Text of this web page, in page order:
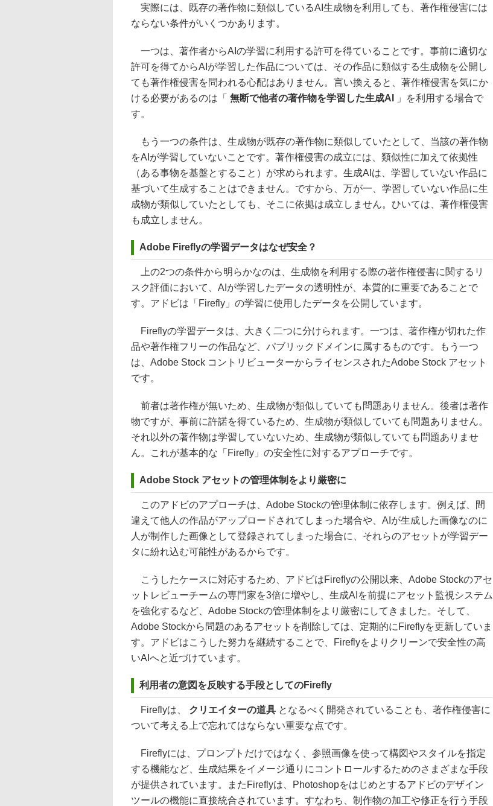
実際には、既存の著作物に類似しているAI生成物を利用しても、著作権侵害には
ならない条件がいくつかあります。
一つは、著作者からAIの学習に利用する許可を得ていることです。事前に適切な
許可を得てからAIが学習した作品については、その作品に類似する生成物を公開し
ても著作権侵害を問われる心配はありません。言い換えると、著作権侵害を気にか
ける必要があるのは「 無断で他者の著作物を学習した生成AI
」を利用する場合で
す。
もう一つの条件は、生成物が既存の著作物に類似していたとして、当該の著作物
をAIが学習していないことです。著作権侵害の成立には、類似性に加えて依拠性
（ある事物を基盤とすること）が求められます。生成AIは、学習していない作品に
基づいて生成することはできません。ですから、万が一、学習していない作品に生
成物が類似していたとしても、そこに依拠は成立しません。ひいては、著作権侵害
も成立しません。
Adobe Fireflyの学習データはなぜ安全？
上の2つの条件から明らかなのは、生成物を利用する際の著作権侵害に関するリ
スク評価において、AIが学習したデータの透明性が、本質的に重要であることで
す。アドビは「Firefly」の学習に使用したデータを公開しています。
Fireflyの学習データは、大きく二つに分けられます。一つは、著作権が切れた作
品や著作権フリーの作品など、パブリックドメインに属するものです。もう一つ
は、Adobe Stock コントリビューターからライセンスされたAdobe Stock アセット
です。
前者は著作権が無いため、生成物が類似していても問題ありません。後者は著作
物ですが、事前に許諾を得ているため、生成物が類似していても問題ありません。
それ以外の著作物は学習していないため、生成物が類似していても問題ありませ
ん。これが基本的な「Firefly」の安全性に対するアプローチです。
Adobe Stock アセットの管理体制をより厳密に
このアドビのアプローチは、Adobe Stockの管理体制に依存します。例えば、間
違えて他人の作品がアップロードされてしまった場合や、AIが生成した画像なのに
人が制作した画像として登録されてしまった場合に、それらのアセットが学習デー
タに紛れ込む可能性があるからです。
こうしたケースに対応するため、アドビはFireflyの公開以来、Adobe Stockのアセ
ットレビューチームの専門家を3倍に増やし、生成AIを前提にアセット監視システム
を強化するなど、Adobe Stockの管理体制をより厳密にしてきました。そして、
Adobe Stockから問題のあるアセットを削除しては、定期的にFireflyを更新していま
す。アドビはこうした努力を継続することで、Fireflyをよりクリーンで安全性の高
いAIへと近づけています。
利用者の意図を反映する手段としてのFirefly
Fireflyは、 クリエイターの道具 となるべく開発されていることも、著作権侵害に
ついて考える上で忘れてはならない重要な点です。
Fireflyには、プロンプトだけではなく、参照画像を使って構図やスタイルを指定
する機能など、生成結果をイメージ通りにコントロールするためのさまざまな手段
が提供されています。またFireflyは、Photoshopをはじめとするアドビのデザイン
ツールの機能に直接統合されています。すなわち、制作物の加工や修正を行う手段